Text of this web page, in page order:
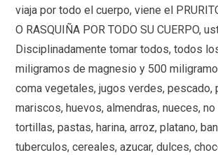
viaja por todo el cuerpo, viene el
O RASQUIÑA POR TODO SU CUERPO,
Disciplinadamente tomar todos, todos
miligramos de magnesio y 500
coma vegetales, jugos verdes, pescado,
mariscos, huevos, almendras, nueces, no
tortillas, pastas, harina, arroz, platano,
tuberculos, cereales, azucar, dulces,